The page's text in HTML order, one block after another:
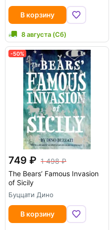
В корзину
8 августа (Сб)
-50%
749
1 498
The Bears’ Famous Invasion
of Sicily
Буццати Дино
В корзину